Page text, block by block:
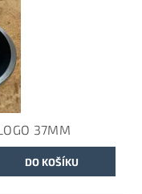
37MM